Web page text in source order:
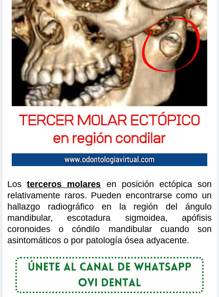
Losterceros molares en posición ectópica son
relativamente raros. Pueden encontrarse como un
hallazgo radiográfico en la región del ángulo
mandibular, escotadura sigmoidea, apófisis
coronoides o cóndilo mandibular cuando son
asintomáticos o por patología ósea adyacente.